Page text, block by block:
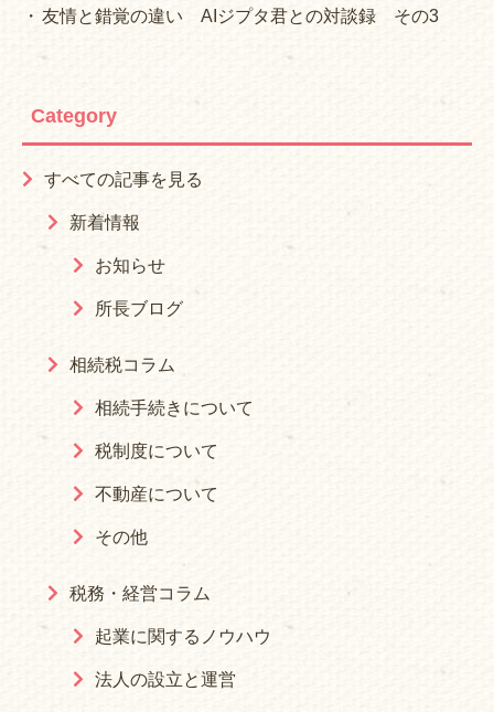
友情と錯覚の違い AIジプタ君との対談録 その3
Category
すべての記事を見る
新着情報
お知らせ
所長ブログ
相続税コラム
相続手続きについて
税制度について
不動産について
その他
税務・経営コラム
起業に関するノウハウ
法人の設立と運営